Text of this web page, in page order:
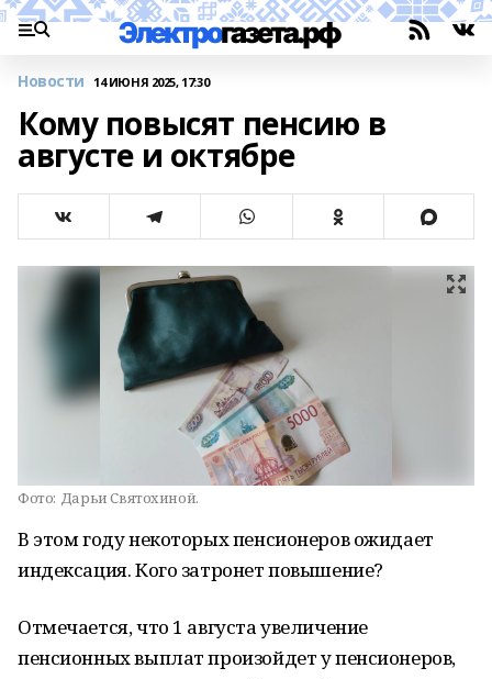
Новости 14 ИЮНЯ 2025, 17:30
Кому повысят пенсию в
августе и октябре
Фото: Дарьи Святохиной.
В этом году некоторых пенсионеров ожидает
индексация. Кого затронет повышение?
Отмечается, что 1 августа увеличение
пенсионных выплат произойдет у пенсионеров,